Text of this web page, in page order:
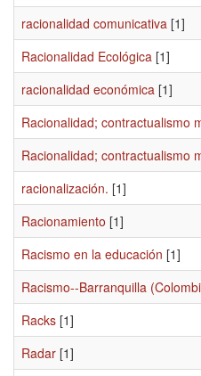
racionalidad comunicativa [1]
Racionalidad Ecológica [1]
racionalidad económica [1]
Racionalidad; contractualismo
Racionalidad; contractualismo
racionalización. [1]
Racionamiento [1]
Racismo en la educación [1]
Racismo--Barranquilla
Racks [1]
Radar [1]